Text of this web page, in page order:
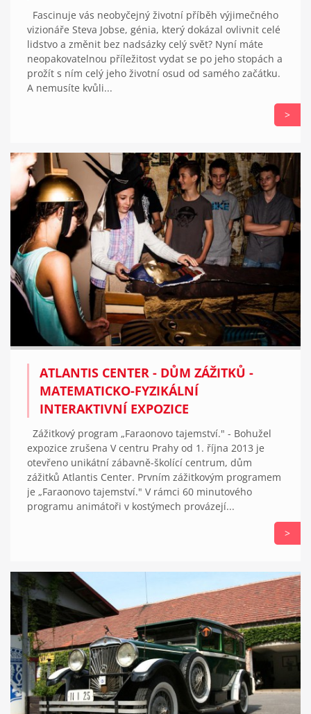
Fascinuje vás neobyčejný životní příběh výjimečného
vizionáře Steva Jobse, génia, který dokázal ovlivnit celé
lidstvo a změnit bez nadsázky celý svět? Nyní máte
neopakovatelnou příležitost vydat se po jeho stopách a
prožít s ním celý jeho životní osud od samého začátku.
A nemusíte kvůli...
>
ATLANTIS CENTER - DŮM ZÁŽITKŮ -
MATEMATICKO-FYZIKÁLNÍ
INTERAKTIVNÍ EXPOZICE
Zážitkový program „Faraonovo tajemství." - Bohužel
expozice zrušena V centru Prahy od 1. října 2013 je
otevřeno unikátní zábavně-školící centrum, dům
zážitků Atlantis Center. Prvním zážitkovým programem
je „Faraonovo tajemství." V rámci 60 minutového
programu animátoři v kostýmech provázejí...
>